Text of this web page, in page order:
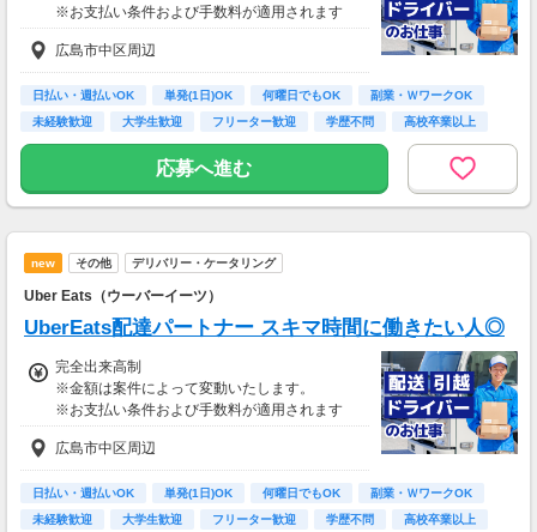
※お支払い条件および手数料が適用されます
広島市中区周辺
日払い・週払いOK 単発(1日)OK 何曜日でもOK
副業・ＷワークOK
未経験歓迎
大学生歓迎 フリーター歓迎 学歴不問 高校卒業以上
応募へ進む
new その他 デリバリー・ケータリング
Uber Eats（ウーバーイーツ）
UberEats配達パートナー スキマ時間に働きたい人◎
完全出来高制
※金額は案件によって変動いたします。
※お支払い条件および手数料が適用されます
広島市中区周辺
日払い・週払いOK 単発(1日)OK 何曜日でもOK
副業・ＷワークOK
未経験歓迎
大学生歓迎 フリーター歓迎 学歴不問 高校卒業以上